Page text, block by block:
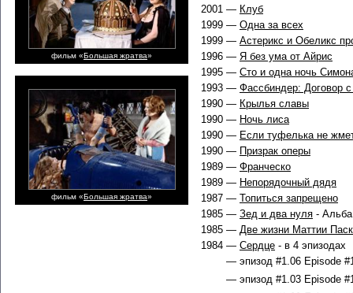
фильм «Большая жратва»
фильм «Большая жратва»
2001 — Клуб
1999 — Одна за всех
1999 — Астерикс и Обеликс
1996 — Я без ума от Айрис
1995 — Сто и одна ночь
1993 — Фассбиндер: Договор
1990 — Крылья славы
1990 — Ночь лиса
1990 — Если туфелька не
1990 — Призрак оперы
1989 — Франческо
1989 — Непорядочный дядя
1987 — Топиться запрещено
1985 — Зед и два нуля - Альба
1985 — Две жизни Маттии
1984 — Сердце - в 4 эпизодах
— эпизод #1.06 Episode
— эпизод #1.03 Episode